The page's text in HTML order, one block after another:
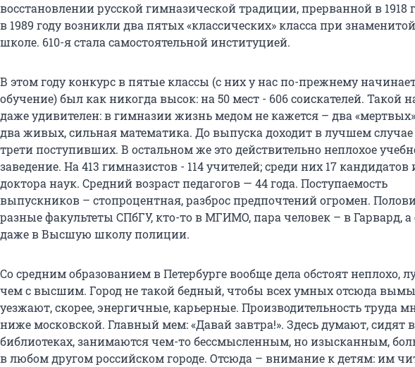
восстановлении русской гимназической традиции, прерванной в 1918
в 1989 году возникли два пятых «классических» класса при
школе. 610-я стала самостоятельной институцией.
В этом году конкурс в пятые классы (с них у нас по-прежнему
обучение) был как никогда высок: на 50 мест - 606 соискателей. Такой
даже удивителен: в гимназии жизнь медом не кажется – два
два живых, сильная математика. До выпуска доходит в лучшем случае
трети поступивших. В остальном же это действительно неплохое
заведение. На 413 гимназистов - 114 учителей; среди них 17 кандидатов
доктора наук. Средний возраст педагогов — 44 года. Поступаемость
выпускников – стопроцентная, разброс предпочтений огромен.
разные факультеты СПбГУ, кто-то в МГИМО, пара человек – в Гарвард, а
даже в Высшую школу полиции.
Со средним образованием в Петербурге вообще дела обстоят неплохо,
чем с высшим. Город не такой бедный, чтобы всех умных отсюда
уезжают, скорее, энергичные, карьерные. Производительность труда
ниже московской. Главный мем: «Давай завтра!». Здесь думают, сидят в
библиотеках, занимаются чем-то бессмысленным, но изысканным,
в любом другом российском городе. Отсюда – внимание к детям: им